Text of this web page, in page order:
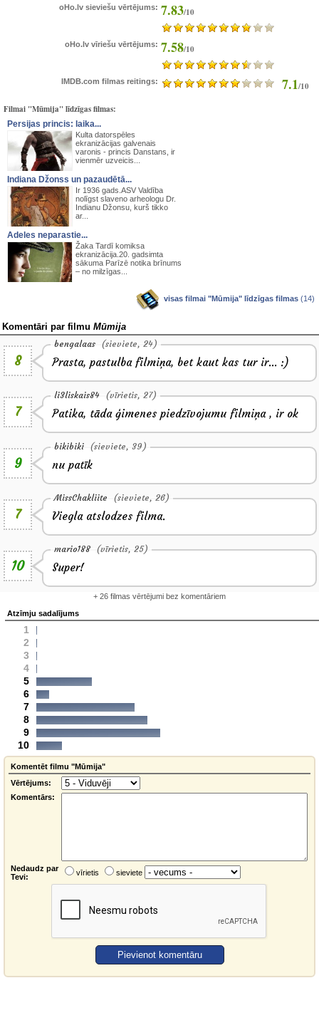
oHo.lv sieviešu vērtējums: 7.83/10
oHo.lv vīriešu vērtējums: 7.58/10
IMDB.com filmas reitings: 7.1/10
Filmai "Mūmija" līdzīgas filmas:
Persijas princis: laika...
Kulta datorspēles
ekranizācijas galvenais
varonis - princis Danstans, ir
vienmēr uzveicis...
Indiana Džonss un pazaudētā...
Ir 1936 gads.ASV Valdība
nolīgst slaveno arheologu Dr.
Indianu Džonsu, kurš tikko
ar...
Adeles neparastie...
Žaka Tardī komiksa
ekranizācija.20. gadsimta
sākuma Parīzē notika brīnums
– no milzīgas...
visas filmai "Mūmija" līdzīgas filmas (14)
Komentāri par filmu Mūmija
8
bengalaas (sieviete, 24)
Prasta, pastulba filmiņa, bet kaut kas tur ir... :)
7
li3liskais84 (vīrietis, 27)
Patika, tāda ģimenes piedzīvojumu filmiņa , ir ok
9
bikibiki (sieviete, 39)
nu patīk
7
MissChakliite (sieviete, 26)
Viegla atslodzes filma.
10
mario188 (vīrietis, 25)
Super!
+ 26 filmas vērtējumi bez komentāriem
Atzīmju sadalījums
1
2
3
4
5
6
7
8
9
10
Komentēt filmu "Mūmija"
Vērtējums:
Komentārs:
Nedaudz par
Tevi:
vīrietis sieviete